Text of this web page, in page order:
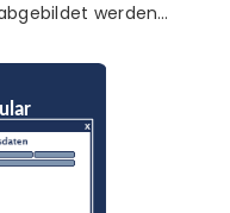
werden…